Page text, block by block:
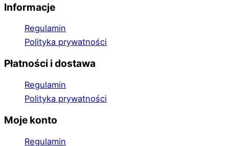
Informacje
Regulamin
Polityka prywatności
Płatności i dostawa
Regulamin
Polityka prywatności
Moje konto
Regulamin